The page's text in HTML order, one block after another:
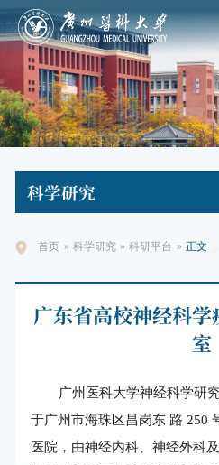
科学研究
首页 » 科学研究 » 科研平台 » 正文
广东省高校神经科
室
广州医科大学神经科学研
于广州市海珠区昌岗东 路 250
医院，由神经内科、神经外科